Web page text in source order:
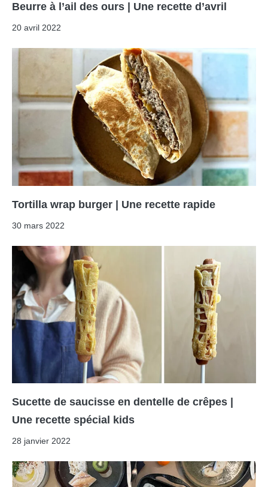
Beurre à l’ail des ours | Une recette d’avril
20 avril 2022
Tortilla wrap burger | Une recette rapide
30 mars 2022
Sucette de saucisse en dentelle de crêpes |
Une recette spécial kids
28 janvier 2022